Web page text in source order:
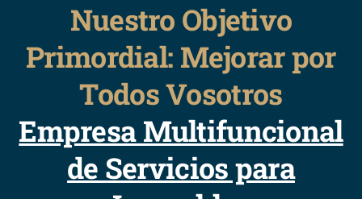
Nuestro Objetivo
Primordial: Mejorar por
Todos Vosotros
Empresa Multifuncional
de Servicios para